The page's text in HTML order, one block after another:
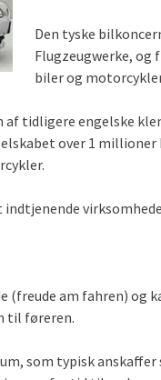
Den tyske
Flugzeugwerke, og
biler og
tidligere engelske
over 1
(freude am fahren) og
til føreren.
som typisk